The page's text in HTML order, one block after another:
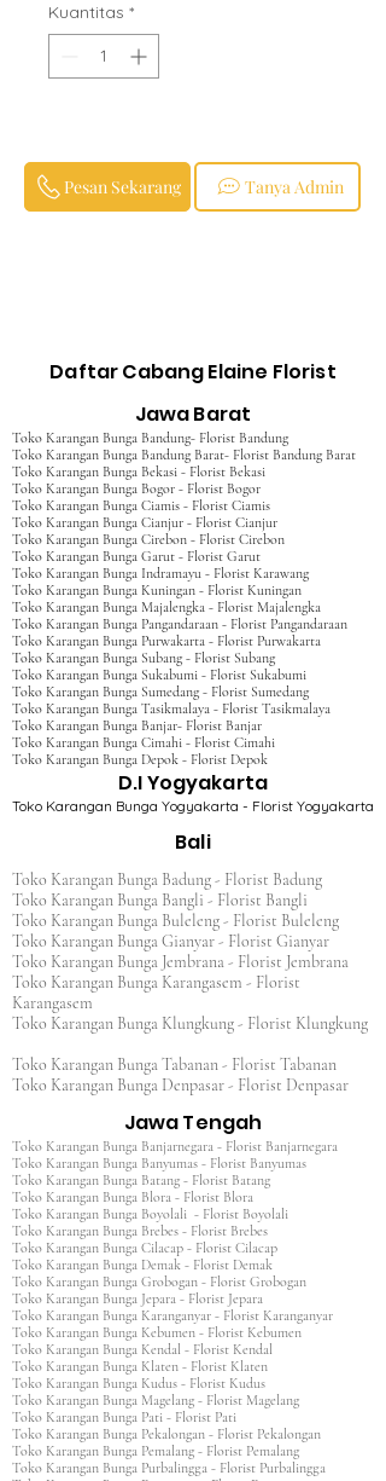
Kuantitas *
Tanya Admin
Pesan Sekarang
Daftar Cabang Elaine Florist
Jawa Barat
Toko Karangan Bunga Bandung- Florist Bandung
Toko Karangan Bunga Bandung Barat- Florist Bandung Barat
Toko Karangan Bunga Bekasi - Florist Bekasi
Toko Karangan Bunga Bogor - Florist Bogor
Toko Karangan Bunga Ciamis - Florist Ciamis
Toko Karangan Bunga Cianjur - Florist Cianjur
Toko Karangan Bunga Cirebon - Florist Cirebon
Toko Karangan Bunga Garut - Florist Garut
Toko Karangan Bunga Indramayu - Florist Karawang
Toko Karangan Bunga Kuningan - Florist Kuningan
Toko Karangan Bunga Majalengka - Florist Majalengka
Toko Karangan Bunga Pangandaraan - Florist Pangandaraan
Toko Karangan Bunga Purwakarta - Florist Purwakarta
Toko Karangan Bunga Subang - Florist Subang
Toko Karangan Bunga Sukabumi - Florist Sukabumi
Toko Karangan Bunga Sumedang - Florist Sumedang
Toko Karangan Bunga Tasikmalaya - Florist Tasikmalaya
Toko Karangan Bunga Banjar- Florist Banjar
Toko Karangan Bunga Cimahi - Florist Cimahi
Toko Karangan Bunga Depok - Florist Depok
D.I Yogyakarta
Toko Karangan Bunga Yogyakarta - Florist Yogyakarta
Bali
Toko Karangan Bunga Badung - Florist Badung
Toko Karangan Bunga Bangli - Florist Bangli
Toko Karangan Bunga Buleleng - Florist Buleleng
Toko Karangan Bunga Gianyar - Florist Gianyar
Toko Karangan Bunga Jembrana - Florist Jembrana
Toko Karangan Bunga Karangasem - Florist
Karangasem
Toko Karangan Bunga Klungkung - Florist Klungkung
Toko Karangan Bunga Tabanan - Florist Tabanan
Toko Karangan Bunga Denpasar - Florist Denpasar
Jawa Tengah
Toko Karangan Bunga Banjarnegara - Florist Banjarnegara
Toko Karangan Bunga Banyumas - Florist Banyumas
Toko Karangan Bunga Batang - Florist Batang
Toko Karangan Bunga Blora - Florist Blora
Toko Karangan Bunga Boyolali - Florist Boyolali
Toko Karangan Bunga Brebes - Florist Brebes
Toko Karangan Bunga Cilacap - Florist Cilacap
Toko Karangan Bunga Demak - Florist Demak
Toko Karangan Bunga Grobogan - Florist Grobogan
Toko Karangan Bunga Jepara - Florist Jepara
Toko Karangan Bunga Karanganyar - Florist Karanganyar
Toko Karangan Bunga Kebumen - Florist Kebumen
Toko Karangan Bunga Kendal - Florist Kendal
Toko Karangan Bunga Klaten - Florist Klaten
Toko Karangan Bunga Kudus - Florist Kudus
Toko Karangan Bunga Magelang - Florist Magelang
Toko Karangan Bunga Pati - Florist Pati
Toko Karangan Bunga Pekalongan - Florist Pekalongan
Toko Karangan Bunga Pemalang - Florist Pemalang
Toko Karangan Bunga Purbalingga - Florist Purbalingga